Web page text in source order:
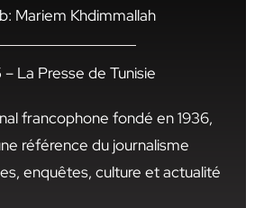
Mariem Khdimmallah
La Presse de Tunisie
francophone fondé en 1936,
référence du journalisme
enquêtes, culture et actualité